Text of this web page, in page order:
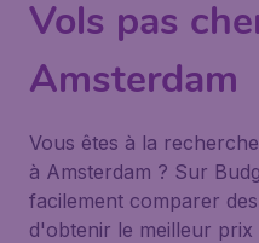
Vols pas
Amsterdam
Vous êtes à la
à Amsterdam ? Sur
facilement comparer
d'obtenir le meilleur prix